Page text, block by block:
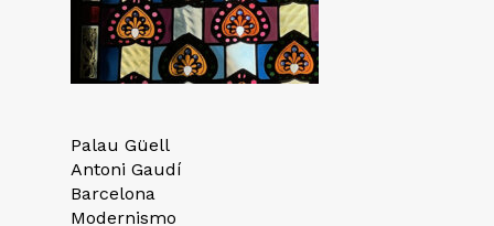
Palau Güell
Antoni Gaudí
Barcelona
Modernismo